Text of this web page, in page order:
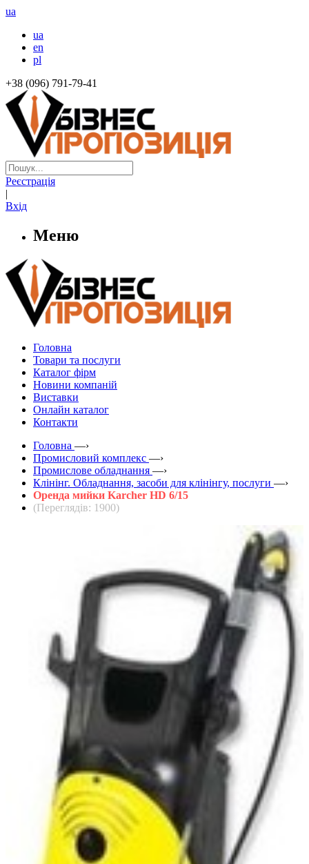
ua
ua
en
pl
+38 (096) 791-79-41
Реєстрація
|
Вхід
Меню
Головна
Товари та послуги
Каталог фірм
Новини компаній
Виставки
Онлайн каталог
Контакти
Головна —›
Промисловий комплекс —›
Промислове обладнання —›
Клінінг. Обладнання, засоби для клінінгу, послуги —›
Оренда мийки Karcher HD 6/15
(Переглядів: 1900)